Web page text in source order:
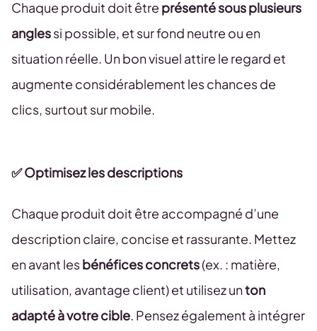
Chaque produit doit être présenté sous plusieurs
anglessi possible, et sur fond neutre ou en
situation réelle. Un bon visuel attire le regard et
augmente considérablement les chances de
clics, surtout sur mobile.
✅ Optimisez les descriptions
Chaque produit doit être accompagné d’une
description claire, concise et rassurante. Mettez
en avant lesbénéfices concrets(ex. : matière,
utilisation, avantage client) et utilisez unton
adapté à votre cible. Pensez également à intégrer